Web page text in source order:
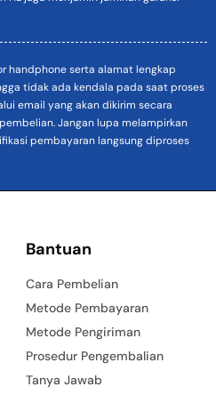
handphone serta alamat lengkap
tidak ada kendala pada saat proses
email yang akan dikirim secara
Jangan lupa melampirkan
pembayaran langsung diproses
Bantuan
Cara Pembelian
Metode Pembayaran
Metode Pengiriman
Prosedur Pengembalian
Tanya Jawab